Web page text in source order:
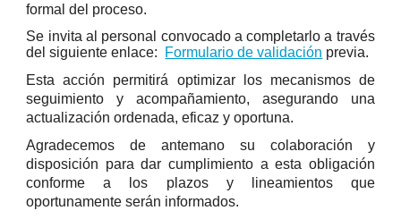
formal del proceso.
Se invita al personal convocado a completarlo a través
del siguiente enlace: Formulario de validación previa.
Esta acción permitirá optimizar los mecanismos de
seguimiento y acompañamiento, asegurando una
actualización ordenada, eficaz y oportuna.
Agradecemos de antemano su colaboración y
disposición para dar cumplimiento a esta obligación
conforme a los plazos y lineamientos que
oportunamente serán informados.